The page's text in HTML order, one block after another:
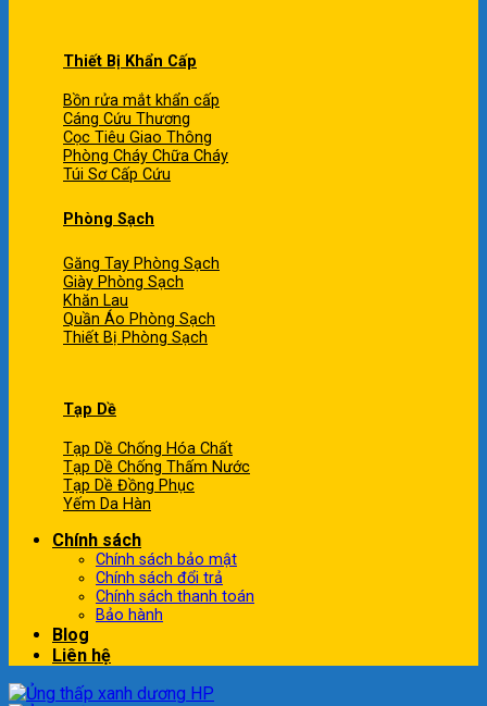
Thiết Bị Khẩn Cấp
Bồn rửa mắt khẩn cấp
Cáng Cứu Thương
Cọc Tiêu Giao Thông
Phòng Cháy Chữa Cháy
Túi Sơ Cấp Cứu
Phòng Sạch
Găng Tay Phòng Sạch
Giày Phòng Sạch
Khăn Lau
Quần Áo Phòng Sạch
Thiết Bị Phòng Sạch
Tạp Dề
Tạp Dề Chống Hóa Chất
Tạp Dề Chống Thấm Nước
Tạp Dề Đồng Phục
Yếm Da Hàn
Chính sách
Chính sách bảo mật
Chính sách đổi trả
Chính sách thanh toán
Bảo hành
Blog
Liên hệ